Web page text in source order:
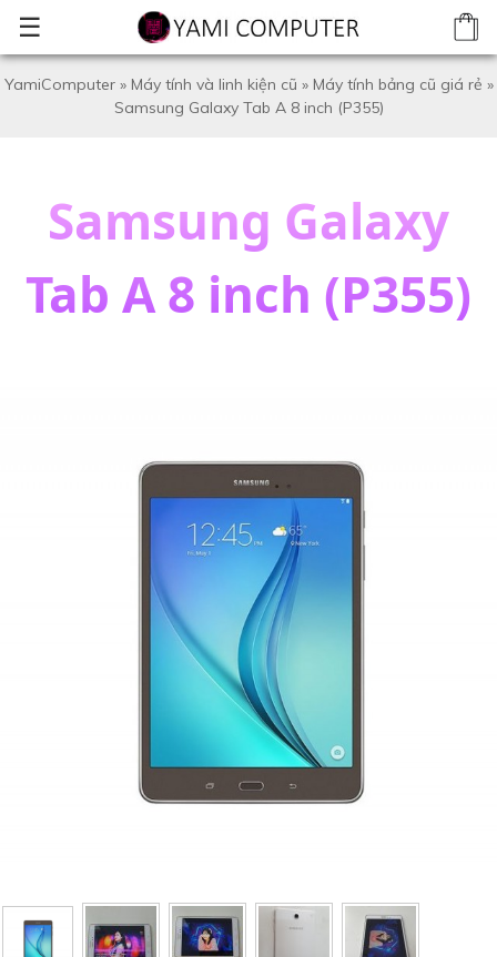
☰
YamiComputer» Máy tính và linh kiện cũ » Máy tính bảng cũ giá rẻ »
Samsung Galaxy Tab A 8 inch (P355)
Samsung Galaxy
Tab A 8 inch (P355)